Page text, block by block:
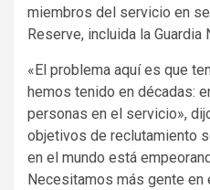
miembros del servicio en
Reserve, incluida la Guardia
«El problema aquí es que
hemos tenido en décadas:
personas en el servicio»,
objetivos de reclutamiento
en el mundo está
Necesitamos más gente en